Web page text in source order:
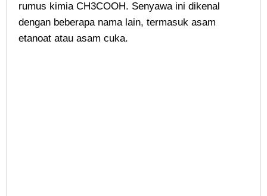
rumus kimia CH3COOH. Senyawa ini dikenal
dengan beberapa nama lain, termasuk asam
etanoat atau asam cuka.